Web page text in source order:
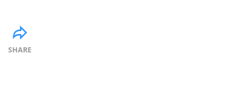
SHARE